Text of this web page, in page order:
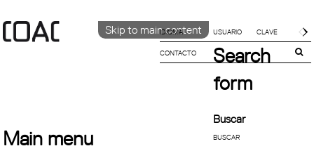
Skip to main content
IDIOMA
CATALÀ
CONTACTO
Search
form
Buscar
Main menu